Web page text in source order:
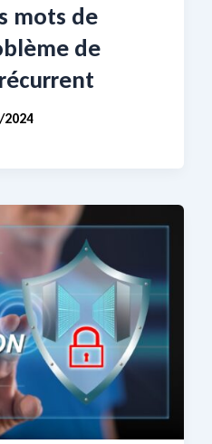
mots de
de
2024